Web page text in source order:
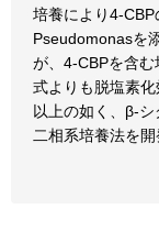
培養により4-
Pseudomonasを
が、4-CBPを含
式よりも脱塩素化
以上の如く、β-
二相系培養法を